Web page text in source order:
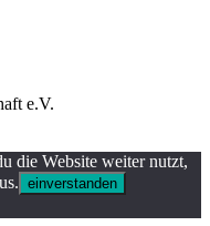
e.V.
die Website weiter nutzt,
einverstanden